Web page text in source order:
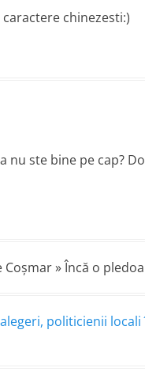
chinezesti:)
nu ste bine pe cap?
Coşmar » Încă o
politicienii